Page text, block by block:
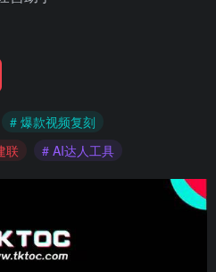
# 爆款视频复刻
联 # AI达人工具